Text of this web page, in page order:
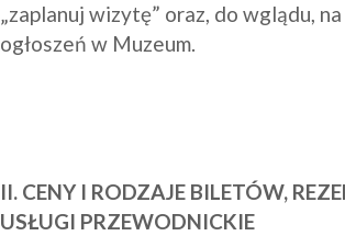
„zaplanuj wizytę” oraz, do wglądu,
ogłoszeń w Muzeum.
II. CENY I RODZAJE BILETÓW,
USŁUGI PRZEWODNICKIE